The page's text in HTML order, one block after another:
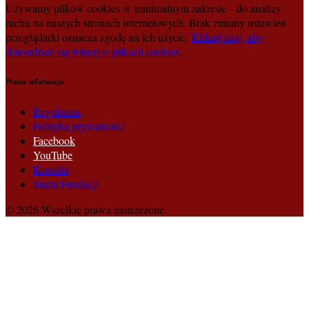
Używamy plików cookies w minimalnym zakresie - do analizy
ruchu na naszych stronach internetowych. Brak zmiany ustawień
przeglądarki oznacza zgodę na ich użycie. Kliknij tutaj, aby
dowiedzieć się więcej o plikach cookies.
Ważne informacje
Regulamin
Polityka prywatności
Facebook
YouTube
Kontakt
Statut Fundacji
© 2026 Wszelkie prawa zastrzeżone.